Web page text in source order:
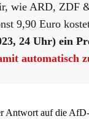
wie ARD, ZDF
9,90 Euro
24 Uhr) ein
automatisch
Antwort auf die